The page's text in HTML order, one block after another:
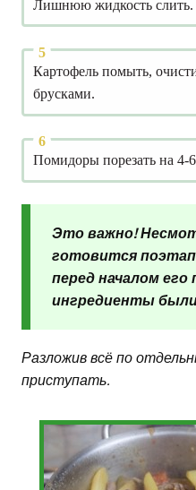
Лишнюю жидкость слить.
Картофель помыть,
брусками.
Помидоры порезать на 4-
Это важно!
готовится
перед началом
ингредиенты
Разложив всё по
приступать.